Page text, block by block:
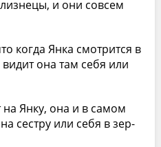
и они совсем
когда Янка смотрится в
она там себя или
Янку, она и в самом
сестру или себя в зер­